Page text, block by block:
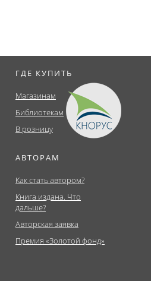
ГДЕ КУПИТЬ
Магазинам
Библиотекам
В розницу
АВТОРАМ
Как стать автором?
Книга издана. Что
дальше?
Авторская заявка
Премия «Золотой фонд»